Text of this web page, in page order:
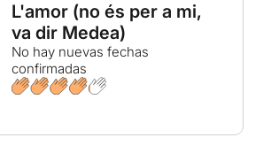
L'amor (no és per a mi,
va dir Medea)
No hay nuevas fechas
confirmadas